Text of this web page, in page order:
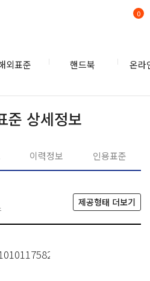
외표준 핸드북 온라
0
준 상세정보
이력정보 인용표준
제공형태 더보기